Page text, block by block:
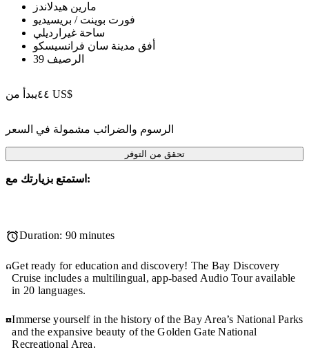
مارين هيدلاندز
فورت بوينت / بريسيديو
ساحة غيرارديلي
أفق مدينة سان فرانسيسكو
الرصيف 39
يبدأ من ‏٤٤ US$
الرسوم والضرائب مشمولة في السعر
تحقق من التوفر
استمتع بزيارتك مع:
Duration: 90 minutes
Get ready for education and discovery! The Bay Discovery
Cruise includes a multilingual, app-based Audio Tour available
in 20 languages.
Immerse yourself in the history of the Bay Area’s National Parks
and the expansive beauty of the Golden Gate National
Recreational Area.